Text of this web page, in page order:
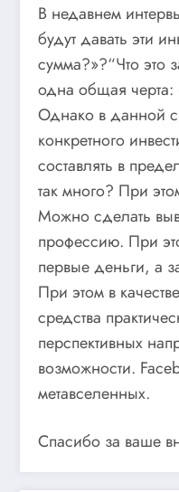
В недавнем
будут давать эти
сумма?»?“Что это
одна общая
Однако в данной
конкретного
составлять в
так много? При
Можно сделать
профессию. При
первые деньги, а
При этом в
средства
перспективных
возможности.
метавселенных.
Спасибо за ваше